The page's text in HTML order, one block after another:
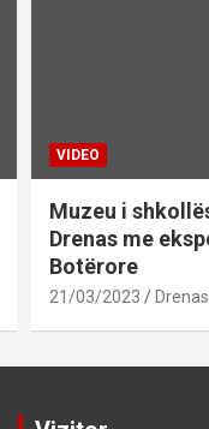
VIDEO
Muzeu i
Drenas me
Botërore
21/03/2023